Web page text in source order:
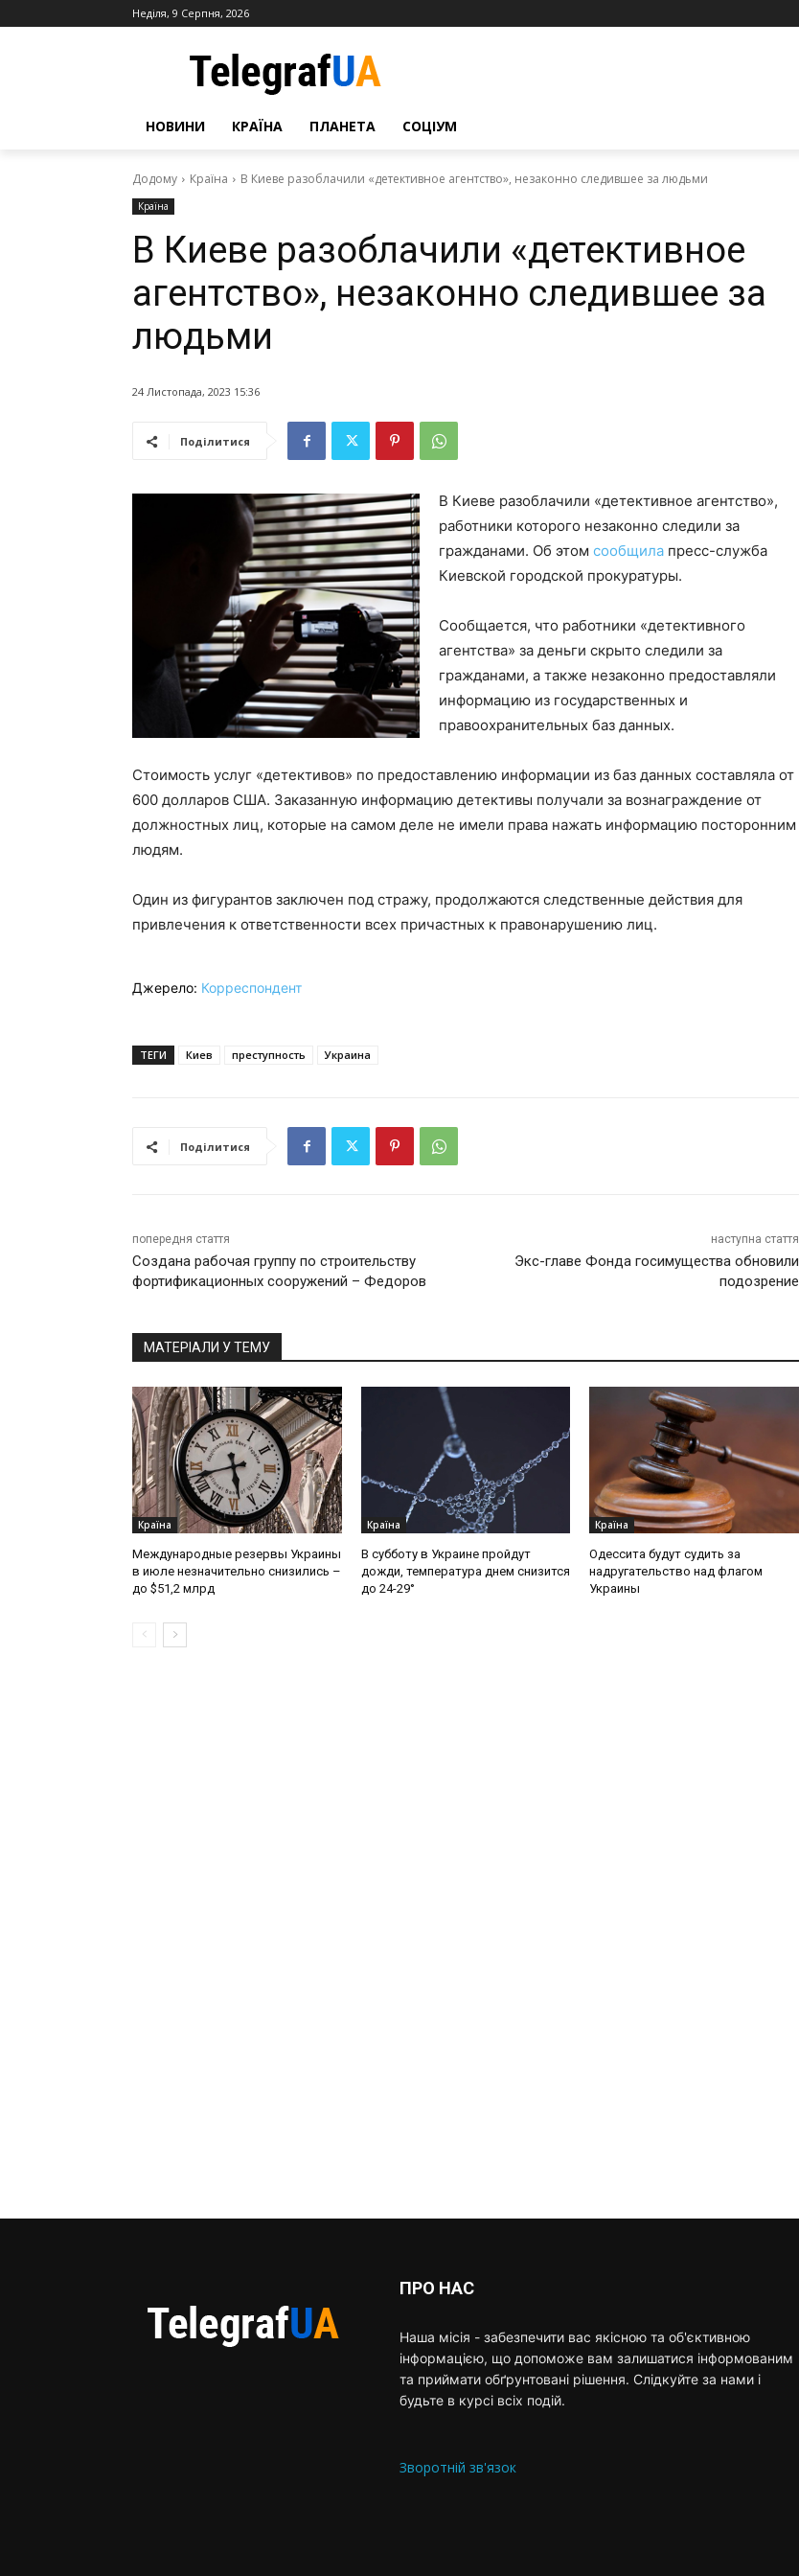
Неділя, 9 Серпня, 2026
НОВИНИ КРАЇНА ПЛАНЕТА СОЦІУМ
Додому Країна В Киеве разоблачили «детективное агентство», незаконно следившее за людьми
Країна
В Киеве разоблачили «детективное
агентство», незаконно следившее за
людьми
24 Листопада, 2023 15:36
Поділитися
В Киеве разоблачили «детективное агентство»,
работники которого незаконно следили за
гражданами. Об этом сообщила пресс-служба
Киевской городской прокуратуры.
Сообщается, что работники «детективного
агентства» за деньги скрыто следили за
гражданами, а также незаконно предоставляли
информацию из государственных и
правоохранительных баз данных.
Стоимость услуг «детективов» по предоставлению информации из баз данных составляла от
600 долларов США. Заказанную информацию детективы получали за вознаграждение от
должностных лиц, которые на самом деле не имели права нажать информацию посторонним
людям.
Один из фигурантов заключен под стражу, продолжаются следственные действия для
привлечения к ответственности всех причастных к правонарушению лиц.
Джерело: Корреспондент
ТЕГИ Киев преступность Украина
Поділитися
попередня стаття
Создана рабочая группу по строительству
фортификационных сооружений – Федоров
наступна стаття
Экс-главе Фонда госимущества обновили
подозрение
МАТЕРІАЛИ У ТЕМУ
Країна
Международные резервы Украины
в июле незначительно снизились –
до $51,2 млрд
Країна
В субботу в Украине пройдут
дожди, температура днем снизится
до 24-29°
Країна
Одессита будут судить за
надругательство над флагом
Украины
ПРО НАС
Наша місія - забезпечити вас якісною та об'єктивною
інформацією, що допоможе вам залишатися інформованим
та приймати обґрунтовані рішення. Слідкуйте за нами і
будьте в курсі всіх подій.
Зворотній зв'язок